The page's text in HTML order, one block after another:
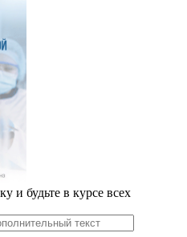
и будьте в курсе всех